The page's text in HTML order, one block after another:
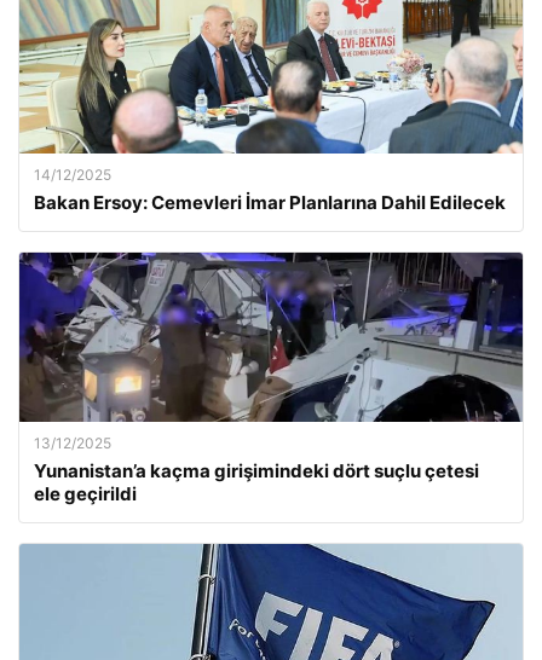
14/12/2025
Bakan Ersoy: Cemevleri İmar Planlarına Dahil Edilecek
13/12/2025
Yunanistan’a kaçma girişimindeki dört suçlu çetesi
ele geçirildi